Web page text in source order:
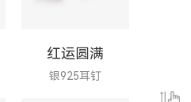
红运圆满
银925耳钉